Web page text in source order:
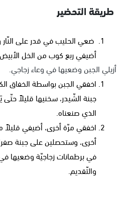
طريقة التحضير
ضعي الحليب في قدر على النّار
أضيفي ربع كوب من الخل
أزيلي الجبن وضعيها في وعاء زجاجي.
اخفقي الجبن بواسطة الخفاق
جبنة الشّيدر، سخنيها قليلاً
الذي صنعناه.
اخفقي مرّة أخرى، أضيفي
أخرى، وستحصلين على جبنة
في برطمانات زجاجيّة وضعيها
والتّقديم.